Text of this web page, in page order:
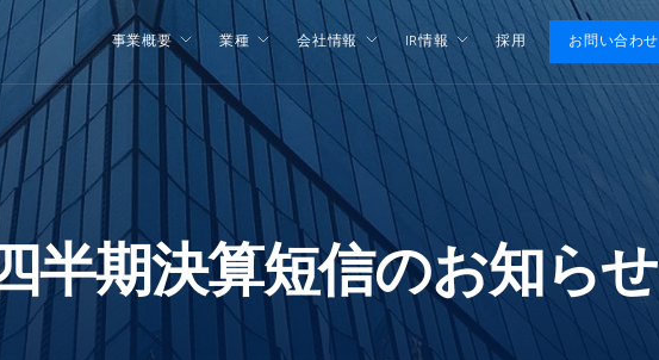
事業概要 業種 会社情報 IR情報 採用 お問い合わせ
半期決算短信のお知らせ